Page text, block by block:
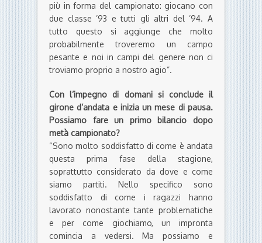
più in forma del campionato: giocano con
due classe ’93 e tutti gli altri del ’94. A
tutto questo si aggiunge che molto
probabilmente troveremo un campo
pesante e noi in campi del genere non ci
troviamo proprio a nostro agio”.
Con l’impegno di domani si conclude il
girone d’andata e inizia un mese di pausa.
Possiamo fare un primo bilancio dopo
metà campionato?
“Sono molto soddisfatto di come è andata
questa prima fase della stagione,
soprattutto considerato da dove e come
siamo partiti. Nello specifico sono
soddisfatto di come i ragazzi hanno
lavorato nonostante tante problematiche
e per come giochiamo, un impronta
comincia a vedersi. Ma possiamo e